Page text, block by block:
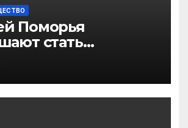
Поморья
стать
фотопроекта
России. Улыбка